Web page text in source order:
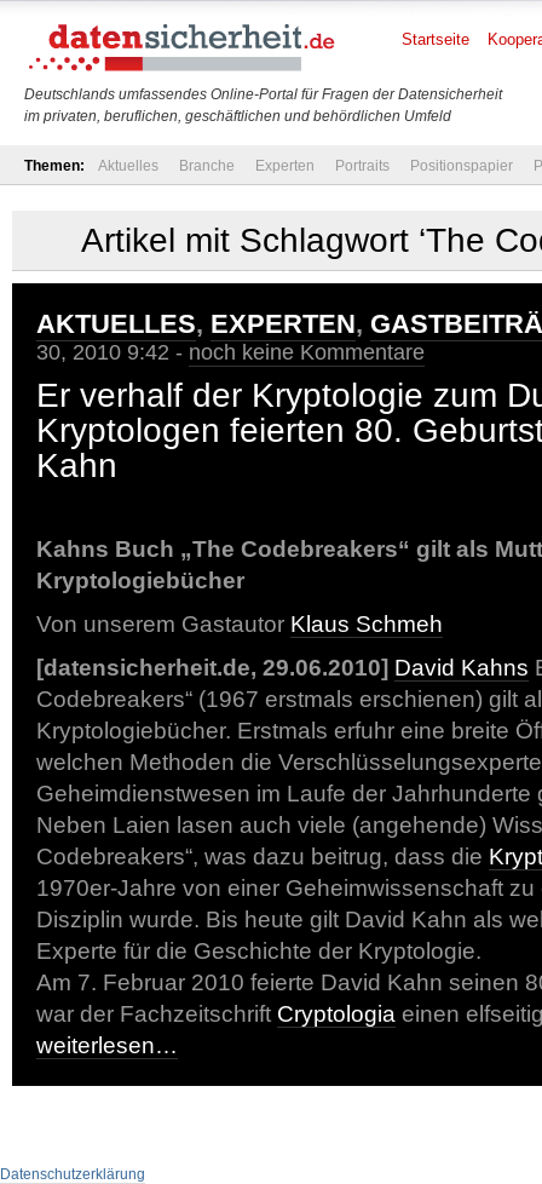
Deutschlands umfassendes Online-Portal für Fragen der Datensicherheit
im privaten, beruflichen, geschäftlichen und behördlichen Umfeld
Startseite
Themen: Aktuelles Branche Experten Portraits Positionspapier
Artikel mit Schlagwort ‘The
AKTUELLES, EXPERTEN,
30, 2010 9:42 - noch keine Kommentare
Er verhalf der Kryptologie zum
Kryptologen feierten 80.
Kahn
Kahns Buch „The Codebreakers“ gilt als
Kryptologiebücher
Von unserem Gastautor Klaus Schmeh
[datensicherheit.de, 29.06.2010] David Kahns
Codebreakers“ (1967 erstmals erschienen) gilt
Kryptologiebücher. Erstmals erfuhr eine breite
welchen Methoden die
Geheimdienstwesen im Laufe der Jahrhunderte
Neben Laien lasen auch viele (angehende)
Codebreakers“, was dazu beitrug, dass die
1970er-Jahre von einer Geheimwissenschaft
Disziplin wurde. Bis heute gilt David Kahn als
Experte für die Geschichte der Kryptologie.
Am 7. Februar 2010 feierte David Kahn seinen
war der Fachzeitschrift Cryptologia einen
weiterlesen…
Datenschutzerklärung